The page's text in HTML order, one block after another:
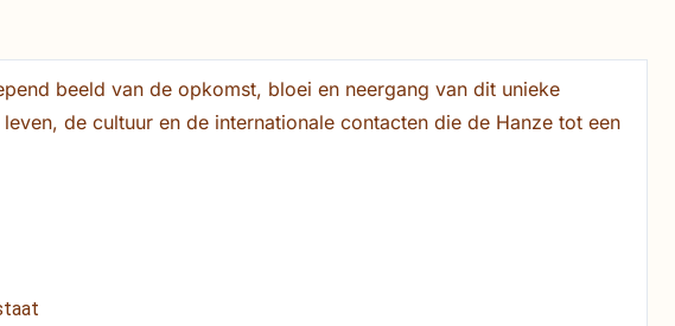
beeld van de opkomst, bloei en neergang van dit unieke
de cultuur en de internationale contacten die de Hanze tot een